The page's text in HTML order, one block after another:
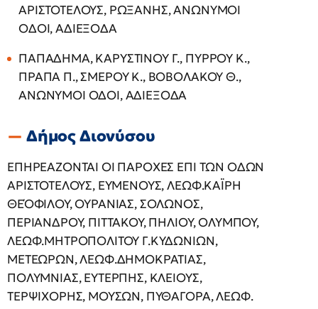
ΑΡΙΣΤΟΤΕΛΟΥΣ, ΡΩΞΑΝΗΣ, ΑΝΩΝΥΜΟΙ
ΟΔΟΙ, ΑΔΙΕΞΟΔΑ
ΠΑΠΑΔΗΜΑ, ΚΑΡΥΣΤΙΝΟΥ Γ., ΠΥΡΡΟΥ Κ.,
ΠΡΑΠΑ Π., ΣΜΕΡΟΥ Κ., ΒΟΒΟΛΑΚΟΥ Θ.,
ΑΝΩΝΥΜΟΙ ΟΔΟΙ, ΑΔΙΕΞΟΔΑ
Δήμος Διονύσου
ΕΠΗΡΕΑΖΟΝΤΑΙ ΟΙ ΠΑΡΟΧΕΣ ΕΠΙ ΤΩΝ ΟΔΩΝ
ΑΡΙΣΤΟΤΕΛΟΥΣ, ΕΥΜΕΝΟΥΣ, ΛΕΩΦ.ΚAΪΡΗ
ΘΕΌΦΙΛΟΥ, ΟΥΡΑΝΙΑΣ, ΣΟΛΩΝΟΣ,
ΠΕΡΙΑΝΔΡΟΥ, ΠΙΤΤΑΚΟΥ, ΠΗΛΙΟΥ, ΟΛΥΜΠΟΥ,
ΛΕΩΦ.ΜΗΤΡΟΠΟΛΙΤΟΥ Γ.ΚΥΔΩΝΙΩΝ,
ΜΕΤΕΩΡΩΝ, ΛΕΩΦ.ΔΗΜΟΚΡΑΤΙΑΣ,
ΠΟΛΥΜΝΙΑΣ, ΕΥΤΕΡΠΗΣ, ΚΛΕΙΟΥΣ,
ΤΕΡΨΙΧΟΡΗΣ, ΜΟΥΣΩΝ, ΠΥΘΑΓΟΡΑ, ΛΕΩΦ.